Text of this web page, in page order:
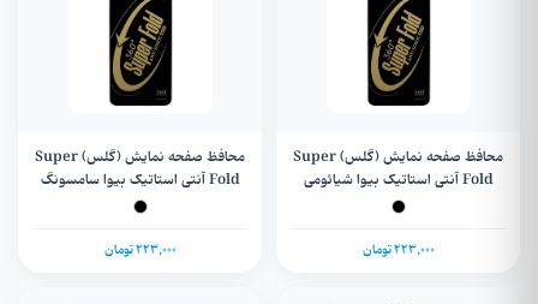
محافظ صفحه نمایش (گلس) Super
Fold آنتی استاتیک بیوا شیائومی
Redmi 14C / 14R / Poco C75
223,000 تومان
محافظ صفحه نمایش (گلس) Super
Fold آنتی استاتیک بیوا سامسونگ
Samsung Galaxy A34
223,000 تومان